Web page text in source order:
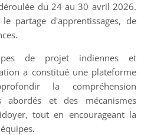
du 24 au 30 avril 2026.
partage d'apprentissages, de
de projet indiennes et
a constitué une plateforme
la compréhension
abordés et des mécanismes
tout en encourageant la